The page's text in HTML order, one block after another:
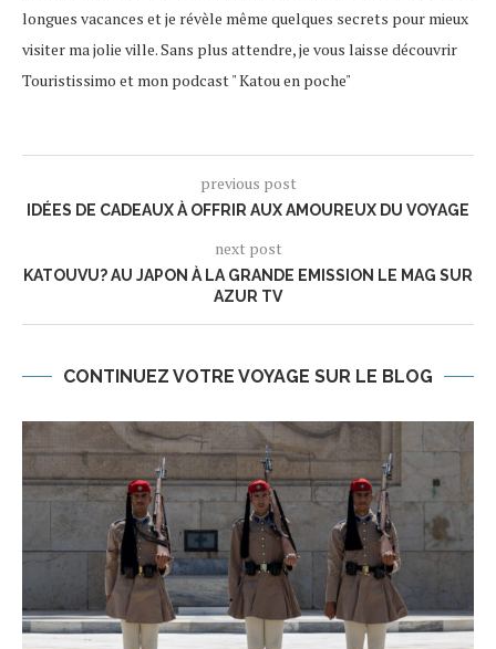
longues vacances et je révèle même quelques secrets pour mieux
visiter ma jolie ville. Sans plus attendre, je vous laisse découvrir
Touristissimo et mon podcast " Katou en poche"
previous post
IDÉES DE CADEAUX À OFFRIR AUX AMOUREUX DU VOYAGE
next post
KATOUVU? AU JAPON À LA GRANDE EMISSION LE MAG SUR
AZUR TV
CONTINUEZ VOTRE VOYAGE SUR LE BLOG